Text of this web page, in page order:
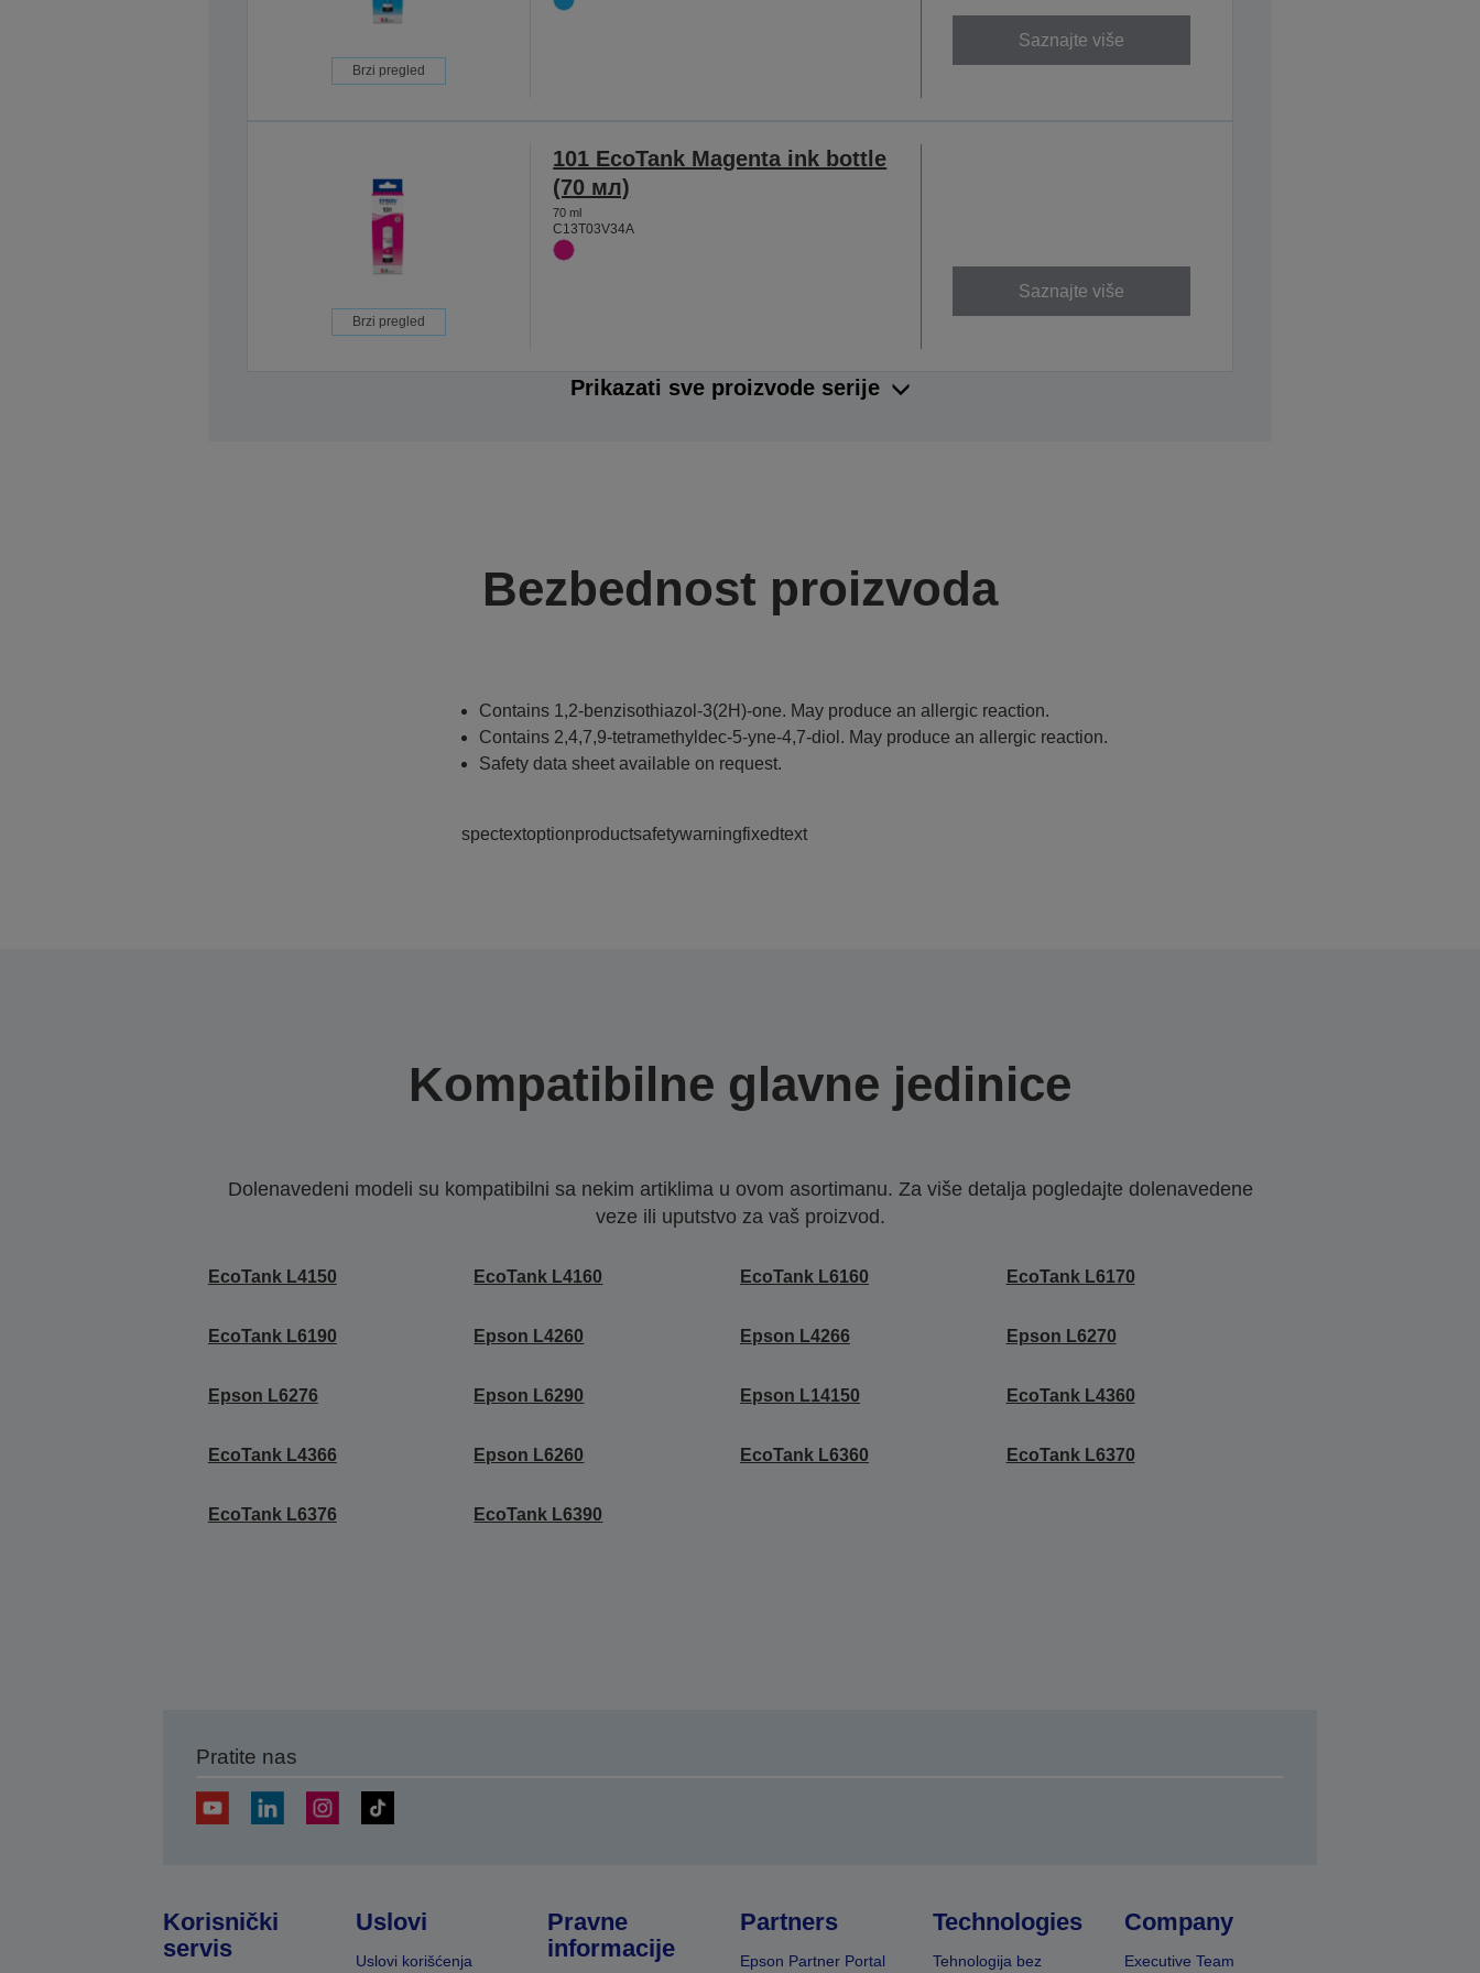
Brzi pregled
Saznajte više
Brzi pregled
101 EcoTank Magenta ink bottle
(70 мл)
70 ml
C13T03V34A
Saznajte više
Prikazati sve proizvode serije
Bezbednost proizvoda
Contains 1,2-benzisothiazol-3(2H)-one. May produce an allergic reaction.
Contains 2,4,7,9-tetramethyldec-5-yne-4,7-diol. May produce an allergic reaction.
Safety data sheet available on request.
spectextoptionproductsafetywarningfixedtext
Kompatibilne glavne jedinice
Dolenavedeni modeli su kompatibilni sa nekim artiklima u ovom asortimanu. Za više detalja pogledajte dolenavedene
veze ili uputstvo za vaš proizvod.
EcoTank L4150 EcoTank L4160 EcoTank L6160 EcoTank L6170
EcoTank L6190 Epson L4260 Epson L4266 Epson L6270
Epson L6276 Epson L6290 Epson L14150 EcoTank L4360
EcoTank L4366 Epson L6260 EcoTank L6360 EcoTank L6370
EcoTank L6376 EcoTank L6390
Pratite nas
Korisnički
servis
Uslovi
Uslovi korišćenja
Pravne
informacije
Partners
Epson Partner Portal
Technologies
Tehnologija bez
Company
Executive Team